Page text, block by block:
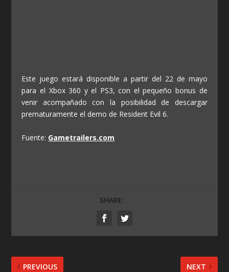
Este juego estará disponible a partir del 22 de mayo
para el Xbox 360 y el PS3, con el pequeño bonus de
venir acompañado con la posibilidad de descargar
prematuramente el demo de Resident Evil 6.
Fuente: Gametrailers.com
SHARE:
PREVIOUS NEXT